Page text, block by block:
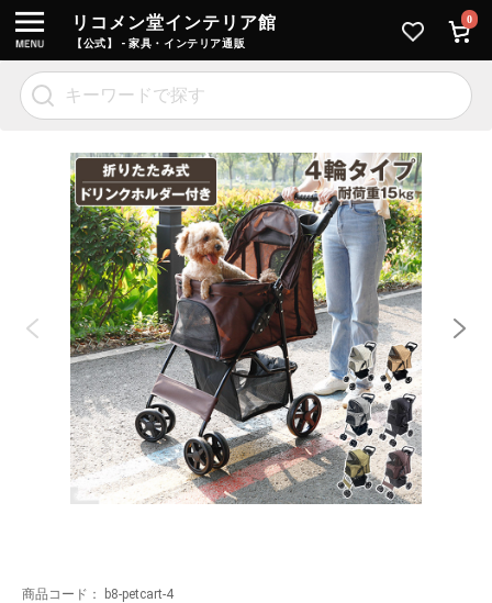
リコメン堂インテリア館
【公式】 - 家具・インテリア通販
0
商品コード： b8-petcart-4